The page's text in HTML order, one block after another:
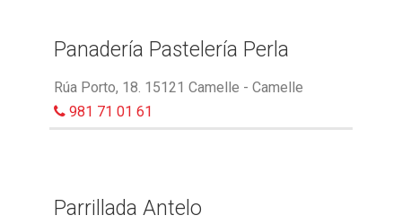
Panadería Pastelería Perla
Rúa Porto, 18. 15121 Camelle - Camelle
981 71 01 61
Parrillada Antelo